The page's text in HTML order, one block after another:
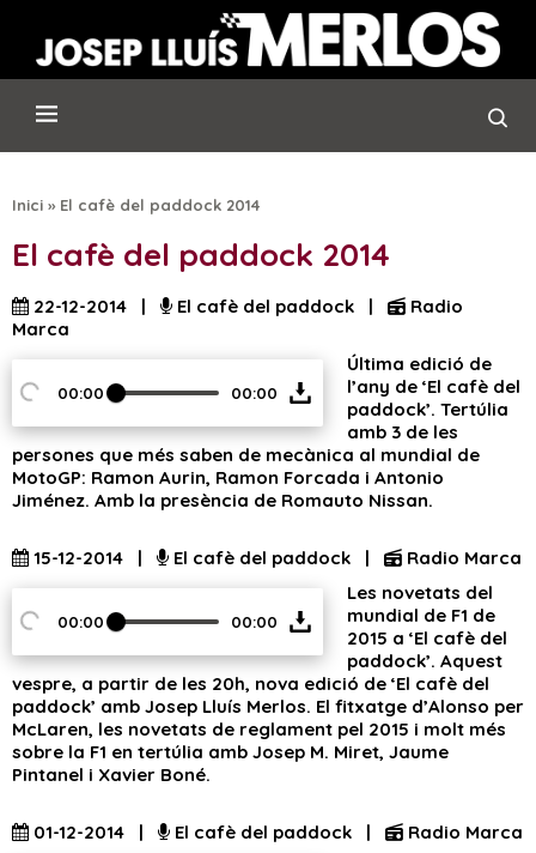
Inici » El cafè del paddock 2014
El cafè del paddock 2014
22-12-2014 | El cafè del paddock |
Radio
Marca
00:00 00:00
Última edició de
l’any de ‘El cafè del
paddock’. Tertúlia
amb 3 de les
persones que més saben de mecànica al mundial de
MotoGP: Ramon Aurin, Ramon Forcada i Antonio
Jiménez. Amb la presència de Romauto Nissan.
15-12-2014 | El cafè del paddock | Radio Marca
00:00 00:00
Les novetats del
mundial de F1 de
2015 a ‘El cafè del
paddock’. Aquest
vespre, a partir de les 20h, nova edició de ‘El cafè del
paddock’ amb Josep Lluís Merlos. El fitxatge d’Alonso per
McLaren, les novetats de reglament pel 2015 i molt més
sobre la F1 en tertúlia amb Josep M. Miret, Jaume
Pintanel i Xavier Boné.
01-12-2014 | El cafè del paddock | Radio Marca